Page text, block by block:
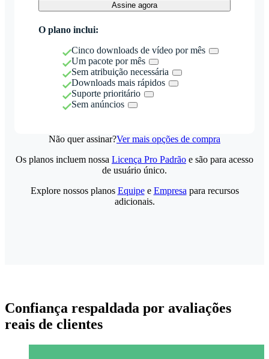
Assine agora
O plano inclui:
Cinco downloads de vídeo por mês
Um pacote por mês
Sem atribuição necessária
Downloads mais rápidos
Suporte prioritário
Sem anúncios
Não quer assinar?Ver mais opções de compra
Os planos incluem nossa Licença Pro Padrão e são para acesso
de usuário único.
Explore nossos planos Equipee Empresa para recursos
adicionais.
Confiança respaldada por avaliações
reais de clientes